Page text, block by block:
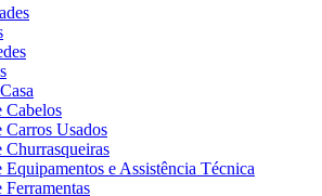
Cabelos
Carros Usados
Churrasqueiras
Equipamentos e Assistência Técnica
Ferramentas